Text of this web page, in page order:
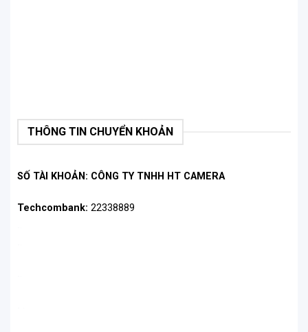
THÔNG TIN CHUYỂN KHOẢN
SỐ TÀI KHOẢN: CÔNG TY TNHH HT CAMERA
Techcombank: 22338889